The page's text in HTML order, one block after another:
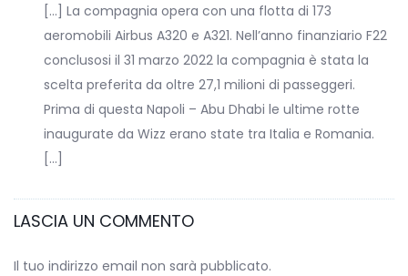
[…] La compagnia opera con una flotta di 173
aeromobili Airbus A320 e A321. Nell’anno finanziario F22
conclusosi il 31 marzo 2022 la compagnia è stata la
scelta preferita da oltre 27,1 milioni di passeggeri.
Prima di questa Napoli – Abu Dhabi le ultime rotte
inaugurate da Wizz erano state tra Italia e Romania.
[…]
LASCIA UN COMMENTO
Il tuo indirizzo email non sarà pubblicato.